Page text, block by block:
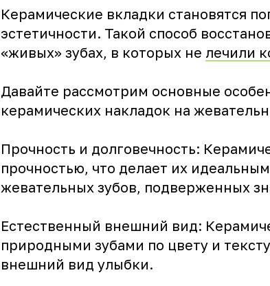
Керамические вкладки становятся
эстетичности. Такой способ
«живых» зубах, в которых не лечили
Давайте рассмотрим основные
керамических накладок на
Прочность и долговечность:
прочностью, что делает их
жевательных зубов, подверженных
Естественный внешний вид:
природными зубами по цвету и
внешний вид улыбки.